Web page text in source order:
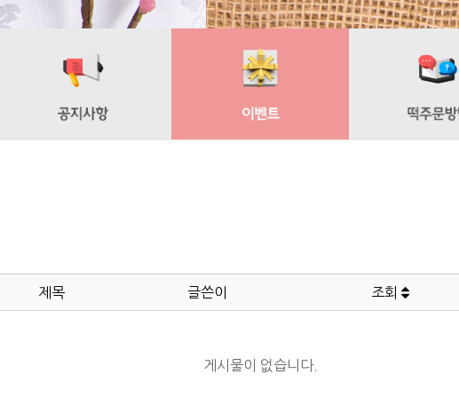
제목 글쓴이 조회
게시물이 없습니다.